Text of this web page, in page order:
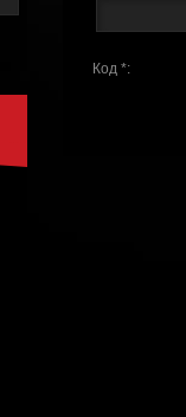
Код *: